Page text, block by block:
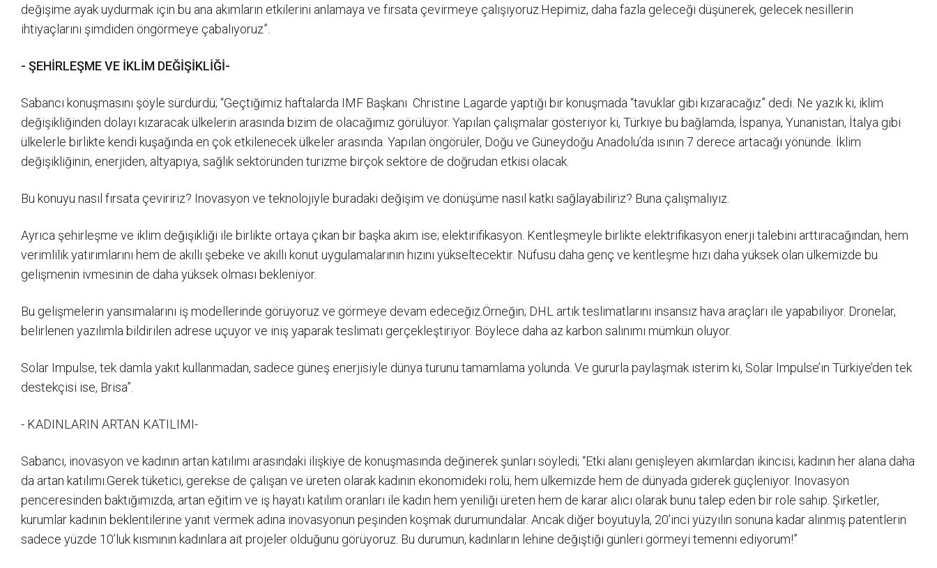
değişime ayak uydurmak için bu ana akımların etkilerini anlamaya ve fırsata çevirmeye çalışıyoruz.Hepimiz, daha fazla geleceği düşünerek, gelecek nesillerin
ihtiyaçlarını şimdiden öngörmeye çabalıyoruz”.
- ŞEHİRLEŞME VE İKLİM DEĞİŞİKLİĞİ-
Sabancı konuşmasını şöyle sürdürdü; “Geçtiğimiz haftalarda IMF Başkanı Christine Lagarde yaptığı bir konuşmada “tavuklar gibi kızaracağız” dedi. Ne yazık ki, iklim
değişikliğinden dolayı kızaracak ülkelerin arasında bizim de olacağımız görülüyor. Yapılan çalışmalar gösteriyor ki, Türkiye bu bağlamda, İspanya, Yunanistan, İtalya gibi
ülkelerle birlikte kendi kuşağında en çok etkilenecek ülkeler arasında. Yapılan öngörüler, Doğu ve Güneydoğu Anadolu’da ısının 7 derece artacağı yönünde. İklim
değişikliğinin, enerjiden, altyapıya, sağlık sektöründen turizme birçok sektöre de doğrudan etkisi olacak.
Bu konuyu nasıl fırsata çeviririz? Inovasyon ve teknolojiyle buradaki değişim ve dönüşüme nasıl katkı sağlayabiliriz? Buna çalışmalıyız.
Ayrıca şehirleşme ve iklim değişikliği ile birlikte ortaya çıkan bir başka akım ise; elektirifikasyon. Kentleşmeyle birlikte elektrifikasyon enerji talebini arttıracağından, hem
verimlilik yatırımlarını hem de akıllı şebeke ve akıllı konut uygulamalarının hızını yükseltecektir. Nüfusu daha genç ve kentleşme hızı daha yüksek olan ülkemizde bu
gelişmenin ivmesinin de daha yüksek olması bekleniyor.
Bu gelişmelerin yansımalarını iş modellerinde görüyoruz ve görmeye devam edeceğiz.Örneğin; DHL artık teslimatlarını insansız hava araçları ile yapabiliyor. Dronelar,
belirlenen yazılımla bildirilen adrese uçuyor ve iniş yaparak teslimatı gerçekleştiriyor. Böylece daha az karbon salınımı mümkün oluyor.
Solar Impulse, tek damla yakıt kullanmadan, sadece güneş enerjisiyle dünya turunu tamamlama yolunda. Ve gururla paylaşmak isterim ki, Solar Impulse’ın Türkiye’den tek
destekçisi ise, Brisa”.
- KADINLARIN ARTAN KATILIMI-
Sabancı, inovasyon ve kadının artan katılımı arasındaki ilişkiye de konuşmasında değinerek şunları söyledi; “Etki alanı genişleyen akımlardan ikincisi; kadının her alana daha
da artan katılımı.Gerek tüketici, gerekse de çalışan ve üreten olarak kadının ekonomideki rolü, hem ülkemizde hem de dünyada giderek güçleniyor. Inovasyon
penceresinden baktığımızda, artan eğitim ve iş hayatı katılım oranları ile kadın hem yeniliği üreten hem de karar alıcı olarak bunu talep eden bir role sahip. Şirketler,
kurumlar kadının beklentilerine yanıt vermek adına inovasyonun peşinden koşmak durumundalar. Ancak diğer boyutuyla, 20’inci yüzyılın sonuna kadar alınmış patentlerin
sadece yüzde 10’luk kısmının kadınlara ait projeler olduğunu görüyoruz. Bu durumun, kadınların lehine değiştiği günleri görmeyi temenni ediyorum!”